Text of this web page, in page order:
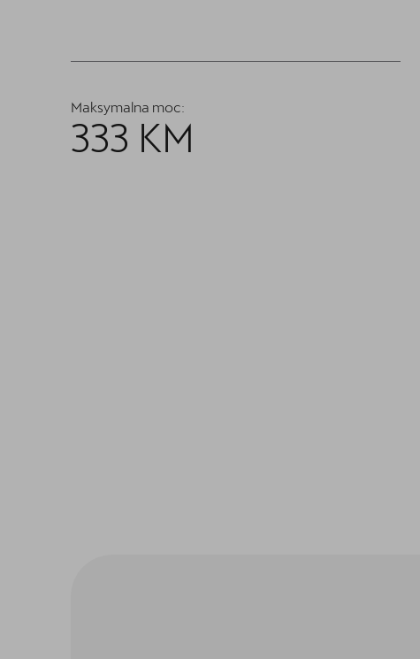
Maksymalna moc:
333 KM